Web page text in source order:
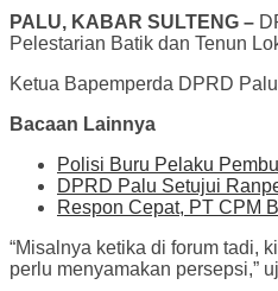
PALU, KABAR SULTENG –
Pelestarian Batik dan Tenun
Ketua Bapemperda DPRD
Bacaan Lainnya
Polisi Buru Pelaku
DPRD Palu Setujui
Respon Cepat, PT CPM
“Misalnya ketika di forum tadi,
perlu menyamakan persepsi,”